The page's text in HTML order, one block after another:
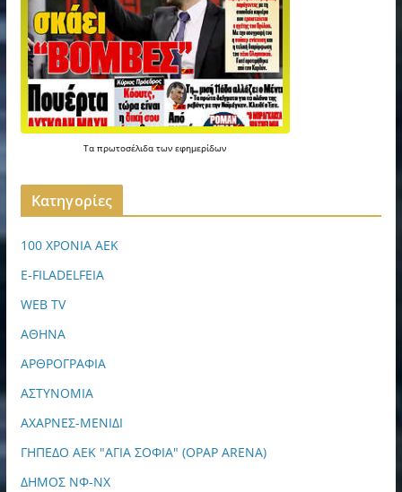
Ταπρωτοσέλιδατωνεφημερίδων
Kατηγορίες
100 ΧΡΟΝΙΑ ΑΕΚ
E-FILADELFEIA
WEB TV
ΑΘΗΝΑ
ΑΡΘΡΟΓΡΑΦΙΑ
ΑΣΤΥΝΟΜΙΑ
ΑΧΑΡΝΕΣ-ΜΕΝΙΔΙ
ΓΗΠΕΔΟ ΑΕΚ "ΑΓΙΑ ΣΟΦΙΑ" (OPAP ARENA)
ΔΗΜΟΣ ΝΦ-ΝΧ